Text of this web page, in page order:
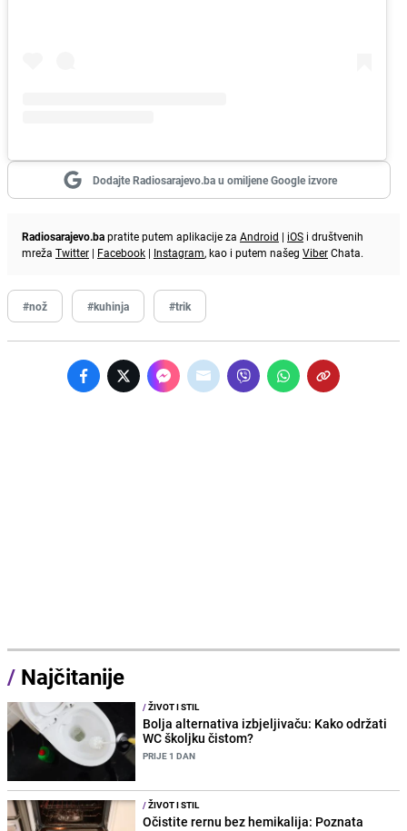
Dodajte Radiosarajevo.ba u omiljene Google izvore
Radiosarajevo.bapratite putem aplikacije za Android | iOS i društvenih
mreža Twitter | Facebook | Instagram, kao i putem našeg ViberChata.
#nož #kuhinja #trik
/ Najčitanije
/ŽIVOT I STIL
Bolja alternativa izbjeljivaču: Kako održati
WC školjku čistom?
PRIJE 1 DAN
/ŽIVOT I STIL
Očistite rernu bez hemikalija: Poznata